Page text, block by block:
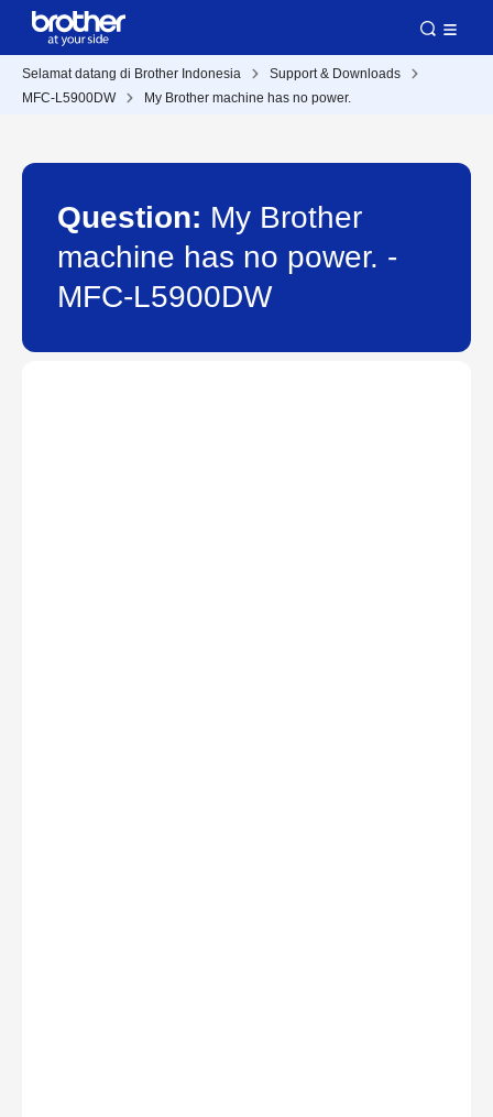
Selamat datang di Brother Indonesia
Support & Downloads
MFC-L5900DW
My Brother machine has no power.
Question: My Brother
machine has no power. -
MFC-L5900DW